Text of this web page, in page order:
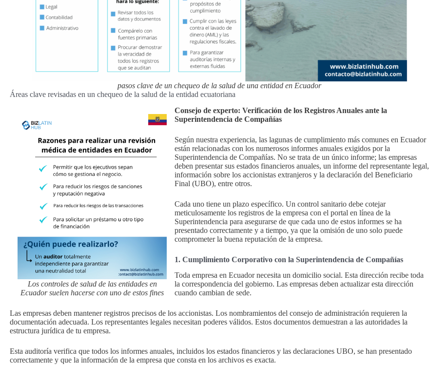
pasos clave de un chequeo de la salud de una entidad en Ecuador
Áreas clave revisadas en un chequeo de la salud de la entidad ecuatoriana
Los controles de salud de las entidades en
Ecuador suelen hacerse con uno de estos fines
Consejo de experto: Verificación de los Registros Anuales ante la
Superintendencia de Compañías
Según nuestra experiencia, las lagunas de cumplimiento más comunes en Ecuador
están relacionadas con los numerosos informes anuales exigidos por la
Superintendencia de Compañías. No se trata de un único informe; las empresas
deben presentar sus estados financieros anuales, un informe del representante legal,
información sobre los accionistas extranjeros y la declaración del Beneficiario
Final (UBO), entre otros.
Cada uno tiene un plazo específico. Un control sanitario debe cotejar
meticulosamente los registros de la empresa con el portal en línea de la
Superintendencia para asegurarse de que cada uno de estos informes se ha
presentado correctamente y a tiempo, ya que la omisión de uno solo puede
comprometer la buena reputación de la empresa.
1. Cumplimiento Corporativo con la Superintendencia de Compañías
Toda empresa en Ecuador necesita un domicilio social. Esta dirección recibe toda
la correspondencia del gobierno. Las empresas deben actualizar esta dirección
cuando cambian de sede.
Las empresas deben mantener registros precisos de los accionistas. Los nombramientos del consejo de administración requieren la
documentación adecuada. Los representantes legales necesitan poderes válidos. Estos documentos demuestran a las autoridades la
estructura jurídica de tu empresa.
Esta auditoría verifica que todos los informes anuales, incluidos los estados financieros y las declaraciones UBO, se han presentado
correctamente y que la información de la empresa que consta en los archivos es exacta.